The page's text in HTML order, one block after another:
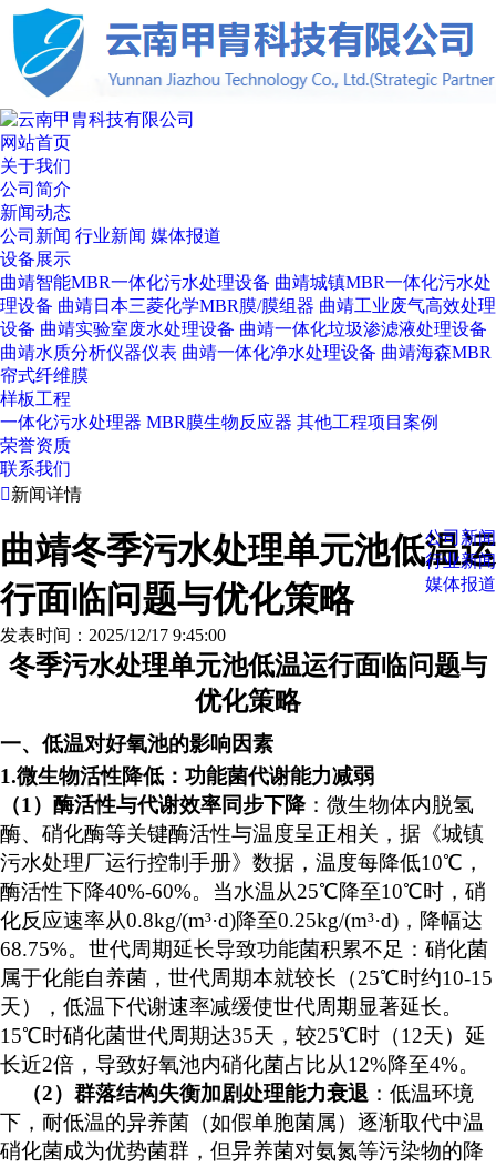
网站首页
关于我们
公司简介
新闻动态
公司新闻 行业新闻 媒体报道
设备展示
曲靖智能MBR一体化污水处理设备 曲靖城镇MBR一体化污水处
理设备 曲靖日本三菱化学MBR膜/膜组器 曲靖工业废气高效处理
设备 曲靖实验室废水处理设备 曲靖一体化垃圾渗滤液处理设备
曲靖水质分析仪器仪表 曲靖一体化净水处理设备 曲靖海森MBR
帘式纤维膜
样板工程
一体化污水处理器 MBR膜生物反应器 其他工程项目案例
荣誉资质
联系我们
新闻详情
公司新闻
行业新闻
媒体报道
曲靖冬季污水处理单元池低温运
行面临问题与优化策略
发表时间：2025/12/17 9:45:00
冬季污水处理单元池低温运行面临问题与
优化策略
一、低温对好氧池的影响因素
1.微生物活性降低：功能菌代谢能力减弱
（1）酶活性与代谢效率同步下降： 微生物体内脱氢
酶、硝化酶等关键酶活性与温度呈正相关，据《城镇
污水处理厂运行控制手册》数据，温度每降低10℃，
酶活性下降40%-60%。当水温从25℃降至10℃时，硝
化反应速率从0.8kg/(m³·d)降至0.25kg/(m³·d)，降幅达
68.75%。 世代周期延长导致功能菌积累不足 ：硝化菌
属于化能自养菌，世代周期本就较长（25℃时约10-15
天），低温下代谢速率减缓使世代周期显著延长。
15℃时硝化菌世代周期达35天，较25℃时（12天）延
长近2倍，导致好氧池内硝化菌占比从12%降至4%。
（2） 群落结构失衡加剧处理能力衰退 ：低温环境
下，耐低温的异养菌（如假单胞菌属）逐渐取代中温
硝化菌成为优势菌群，但异养菌对氨氮等污染物的降